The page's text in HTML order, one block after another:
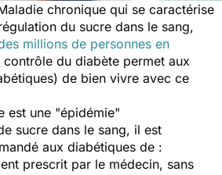
chronique qui se caractérise
du sucre dans le sang,
millions de personnes en
contrôle du diabète permet aux
de bien vivre avec ce
est une "épidémie"
sucre dans le sang, il est
aux diabétiques de :
prescrit par le médecin, sans